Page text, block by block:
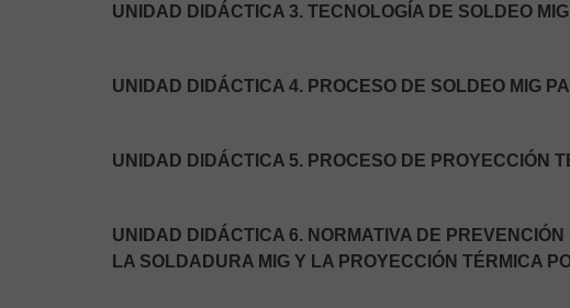
UNIDAD DIDÁCTICA 3. TECNOLOGÍA DE SOLDEO MIG
UNIDAD DIDÁCTICA 4. PROCESO DE SOLDEO MIG
UNIDAD DIDÁCTICA 5. PROCESO DE PROYECCIÓN
UNIDAD DIDÁCTICA 6. NORMATIVA DE
LA SOLDADURA MIG Y LA PROYECCIÓN TÉRMICA